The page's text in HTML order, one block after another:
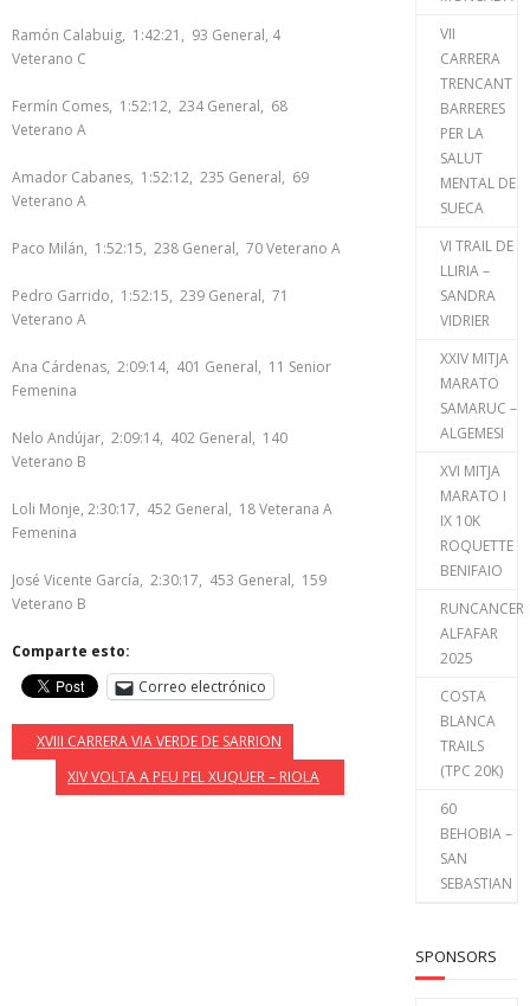
Ramón Calabuig, 1:42:21, 93 General, 4
Veterano C
Fermín Comes, 1:52:12, 234 General, 68
Veterano A
Amador Cabanes, 1:52:12, 235 General, 69
Veterano A
Paco Milán, 1:52:15, 238 General, 70 Veterano A
Pedro Garrido, 1:52:15, 239 General, 71
Veterano A
Ana Cárdenas, 2:09:14, 401 General, 11 Senior
Femenina
Nelo Andújar, 2:09:14, 402 General, 140
Veterano B
Loli Monje, 2:30:17, 452 General, 18 Veterana A
Femenina
José Vicente García, 2:30:17, 453 General, 159
Veterano B
Comparte esto:
Correo electrónico
XVIII CARRERA VIA VERDE DE SARRION
XIV VOLTA A PEU PEL XUQUER – RIOLA
VII
CARRERA
TRENCANT
BARRERES
PER LA
SALUT
MENTAL DE
SUECA
VI TRAIL DE
LLIRIA –
SANDRA
VIDRIER
XXIV MITJA
MARATO
SAMARUC –
ALGEMESI
XVI MITJA
MARATO I
IX 10K
ROQUETTE
BENIFAIO
RUNCANCER
ALFAFAR
2025
COSTA
BLANCA
TRAILS
(TPC 20K)
60
BEHOBIA –
SAN
SEBASTIAN
SPONSORS